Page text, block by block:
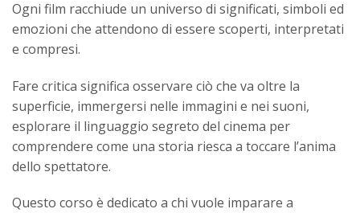
Ogni film racchiude un universo di significati, simboli ed
emozioni che attendono di essere scoperti, interpretati
e compresi.
Fare critica significa osservare ciò che va oltre la
superficie, immergersi nelle immagini e nei suoni,
esplorare il linguaggio segreto del cinema per
comprendere come una storia riesca a toccare l’anima
dello spettatore.
Questo corso è dedicato a chi vuole imparare a